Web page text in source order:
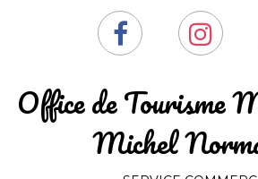
​Office de Tourisme
Michel